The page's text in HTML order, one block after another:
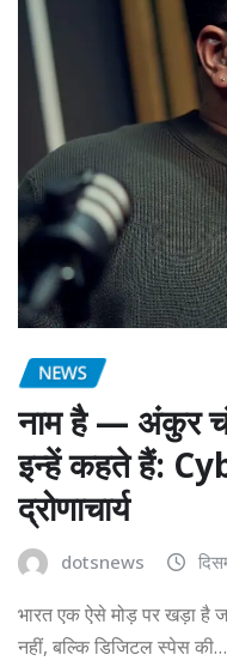
NEWS
नाम है — अंकुर
इन्हें कहते हैं:
द्रोणाचार्य
dotsnews
भारत एक ऐसे मोड़ पर खड़ा है
नहीं, बल्कि डिजिटल स्पेस की…